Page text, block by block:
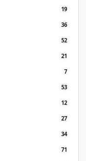
19
36
52
21
7
53
12
27
34
71